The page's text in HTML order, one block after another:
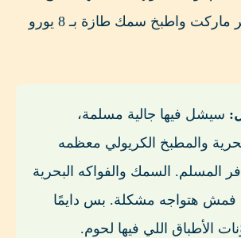
اشتري من السوبر ماركت واطبخ سمك طازة بـ 8 يورو
سيشل فيها جالية مسلمة،
والمطبخ الكريولي معظمه
المسلم. السمك والفواكه البحرية
هتواجه مشكلة. بس دايمًا
الأطباق اللي فيها لحوم.